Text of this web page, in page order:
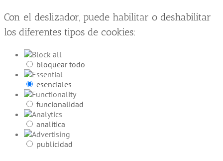
Con el deslizador, puede habilitar o deshabilitar
los diferentes tipos de cookies:
bloquear todo
esenciales
funcionalidad
analítica
publicidad